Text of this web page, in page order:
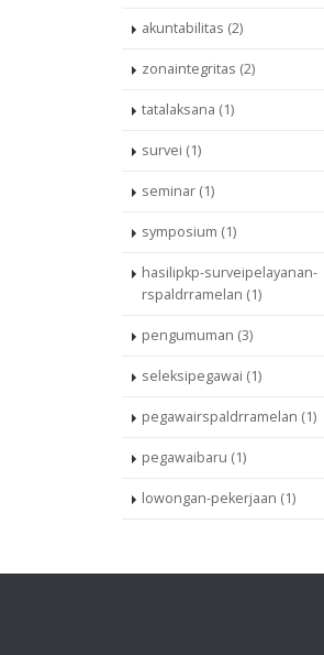
akuntabilitas (2)
zonaintegritas (2)
tatalaksana (1)
survei (1)
seminar (1)
symposium (1)
hasilipkp-surveipelayanan-
rspaldrramelan (1)
pengumuman (3)
seleksipegawai (1)
pegawairspaldrramelan (1)
pegawaibaru (1)
lowongan-pekerjaan (1)